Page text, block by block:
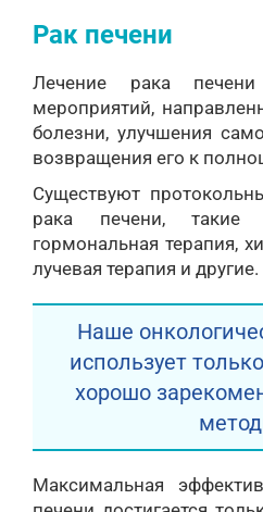
Рак печени
Лечение рака
мероприятий,
болезни, улучшения
возвращения его к
Существуют
рака печени, такие
гормональная терапия,
лучевая терапия и другие.
Наше
использует
хорошо
Максимальная